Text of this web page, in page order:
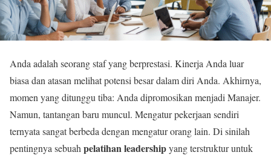
Anda adalah seorang staf yang berprestasi. Kinerja Anda luar
biasa dan atasan melihat potensi besar dalam diri Anda. Akhirnya,
momen yang ditunggu tiba: Anda dipromosikan menjadi Manajer.
Namun, tantangan baru muncul. Mengatur pekerjaan sendiri
ternyata sangat berbeda dengan mengatur orang lain. Di sinilah
pentingnya sebuah pelatihan leadershipyang terstruktur untuk